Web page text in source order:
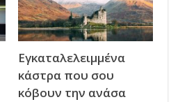
Εγκαταλελειμμένα
κάστρα που σου
κόβουν την ανάσα